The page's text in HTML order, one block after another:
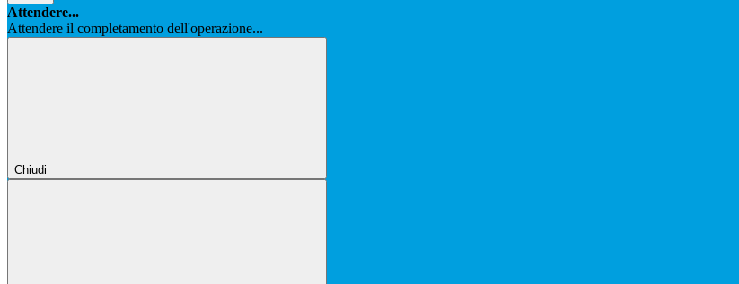
Attendere...
Attendere il completamento dell'operazione...
Chiudi